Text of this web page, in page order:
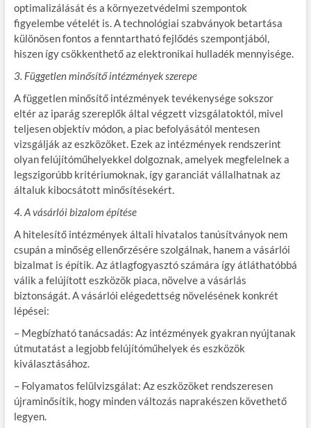
optimalizálását és a környezetvédelmi szempontok
figyelembe vételét is. A technológiai szabványok betartása
különösen fontos a fenntartható fejlődés szempontjából,
hiszen így csökkenthető az elektronikai hulladék mennyisége.
3. Független minősítő intézmények szerepe
A független minősítő intézmények tevékenysége sokszor
eltér az iparág szereplők által végzett vizsgálatoktól, mivel
teljesen objektív módon, a piac befolyásától mentesen
vizsgálják az eszközöket. Ezek az intézmények rendszerint
olyan felújítóműhelyekkel dolgoznak, amelyek megfelelnek a
legszigorúbb kritériumoknak, így garanciát vállalhatnak az
általuk kibocsátott minősítésekért.
4. A vásárlói bizalom építése
A hitelesítő intézmények általi hivatalos tanúsítványok nem
csupán a minőség ellenőrzésére szolgálnak, hanem a vásárlói
bizalmat is építik. Az átlagfogyasztó számára így átláthatóbbá
válik a felújított eszközök piaca, növelve a vásárlás
biztonságát. A vásárlói elégedettség növelésének konkrét
lépései:
– Megbízható tanácsadás: Az intézmények gyakran nyújtanak
útmutatást a legjobb felújítóműhelyek és eszközök
kiválasztásához.
– Folyamatos felülvizsgálat: Az eszközöket rendszeresen
újraminősítik, hogy minden változás naprakészen követhető
legyen.